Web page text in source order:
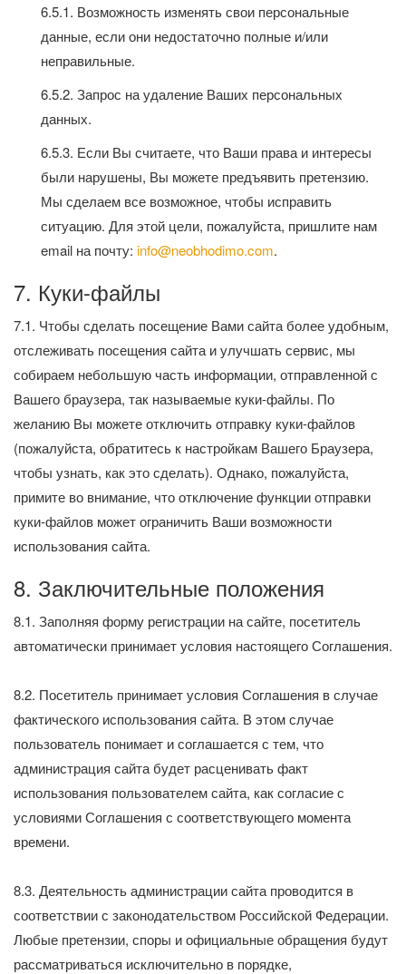
6.5.1. Возможность изменять свои персональные
данные, если они недостаточно полные и/или
неправильные.
6.5.2. Запрос на удаление Ваших персональных
данных.
6.5.3. Если Вы считаете, что Ваши права и интересы
были нарушены, Вы можете предъявить претензию.
Мы сделаем все возможное, чтобы исправить
ситуацию. Для этой цели, пожалуйста, пришлите нам
email на почту: info@neobhodimo.com.
7. Куки-файлы
7.1. Чтобы сделать посещение Вами сайта более удобным,
отслеживать посещения сайта и улучшать сервис, мы
собираем небольшую часть информации, отправленной с
Вашего браузера, так называемые куки-файлы. По
желанию Вы можете отключить отправку куки-файлов
(пожалуйста, обратитесь к настройкам Вашего Браузера,
чтобы узнать, как это сделать). Однако, пожалуйста,
примите во внимание, что отключение функции отправки
куки-файлов может ограничить Ваши возможности
использования сайта.
8. Заключительные положения
8.1. Заполняя форму регистрации на сайте, посетитель
автоматически принимает условия настоящего Соглашения.
8.2. Посетитель принимает условия Соглашения в случае
фактического использования сайта. В этом случае
пользователь понимает и соглашается с тем, что
администрация сайта будет расценивать факт
использования пользователем сайта, как согласие с
условиями Соглашения с соответствующего момента
времени.
8.3. Деятельность администрации сайта проводится в
соответствии с законодательством Российской Федерации.
Любые претензии, споры и официальные обращения будут
рассматриваться исключительно в порядке,